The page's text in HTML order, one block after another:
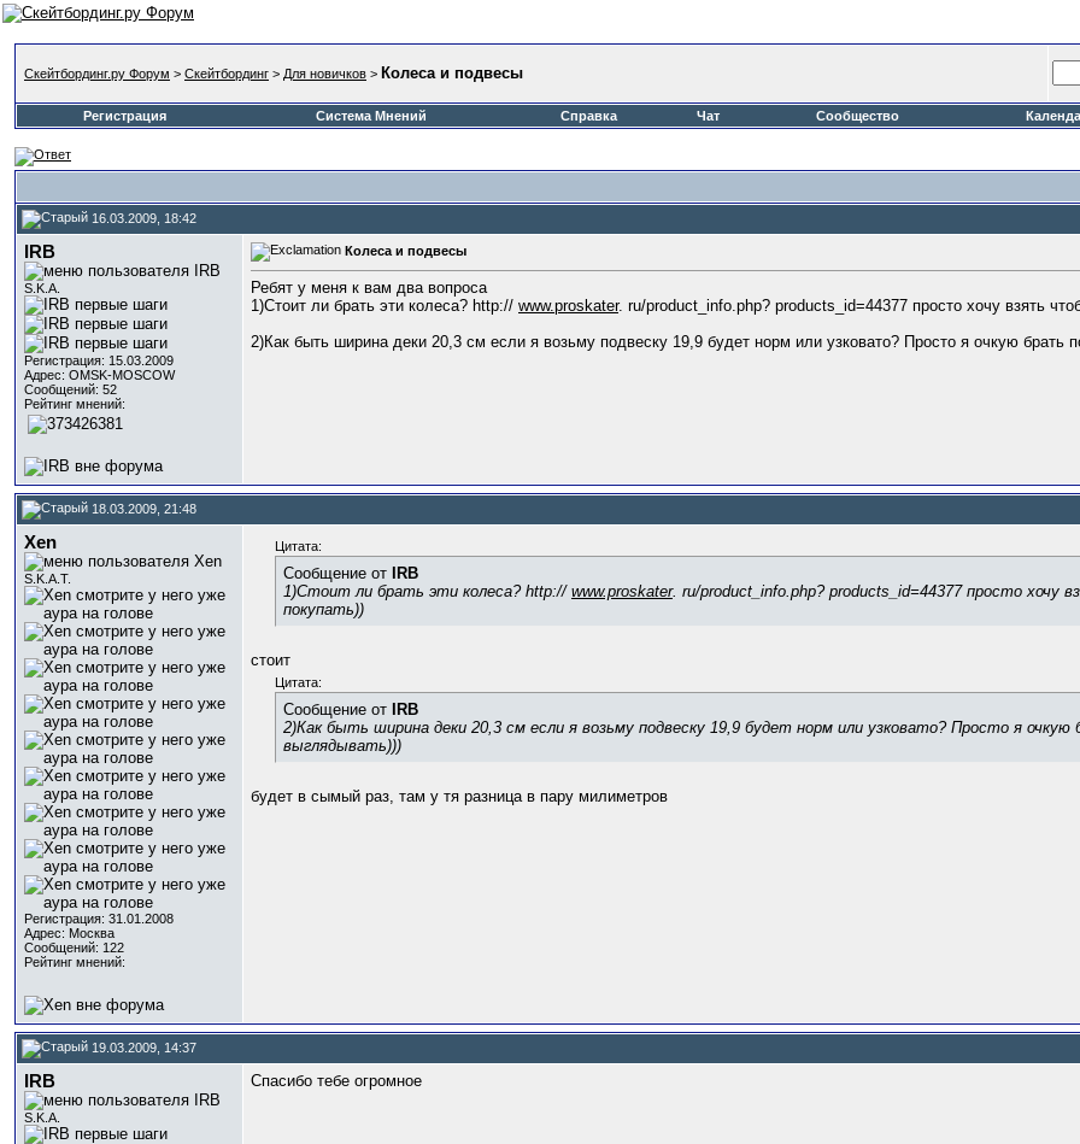
Скейтбординг.ру Форум > Скейтбординг > Для новичков > Колеса и подвесы
Регистрация Система Мнений Справка Чат Сообщество
16.03.2009, 18:42
IRB
S.K.A.
Регистрация: 15.03.2009
Адрес: OMSK-MOSCOW
Сообщений: 52
Рейтинг мнений:
Колеса и подвесы
Ребят у меня к вам два вопроса
1)Стоит ли брать эти колеса? http:// www.proskater. ru/product_info.php? products_id=44377 просто хочу взять
2)Как быть ширина деки 20,3 см если я возьму подвеску 19,9 будет норм или узковато? Просто я очкую брать
18.03.2009, 21:48
Xen
S.K.A.T.
Регистрация: 31.01.2008
Адрес: Москва
Сообщений: 122
Рейтинг мнений:
Цитата:
Сообщение от
IRB
1)Стоит ли брать эти колеса? http:// www.proskater. ru/product_info.php? products_id=44377 просто хочу
покупать))
стоит
Цитата:
Сообщение от
IRB
2)Как быть ширина деки 20,3 см если я возьму подвеску 19,9 будет норм или узковато? Просто я
выглядывать)))
будет в сымый раз, там у тя разница в пару милиметров
19.03.2009, 14:37
IRB
S.K.A.
Спасибо тебе огромное